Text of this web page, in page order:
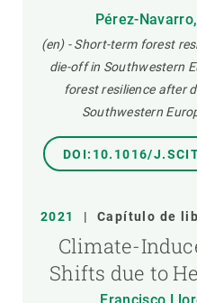
Pérez-
(en) - Short-term forest
die-off in Southwestern
forest resilience after
Southwestern
DOI:10.1016/
2021 | Capítulo de
Climate-
Shifts due to